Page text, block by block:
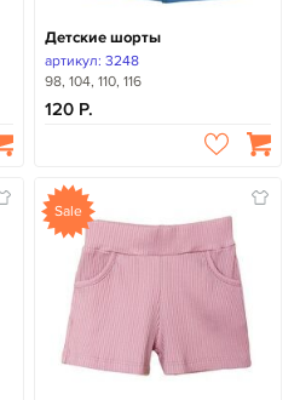
Детские шорты
артикул: 3248
98, 104, 110, 116
120
Sale